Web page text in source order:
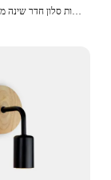
LED קיר פמוטים מודרני מקורה חיצוני מנורה, לבן עד למטה קיר הר אורות סלון חדר שינה מסדרון דקור